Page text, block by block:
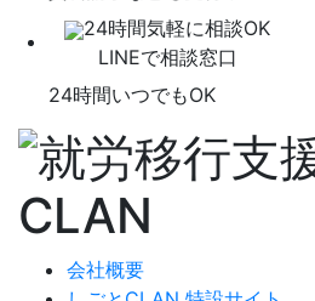
24時間気軽に相談OK
LINEで相談窓口
24時間いつでもOK
会社概要